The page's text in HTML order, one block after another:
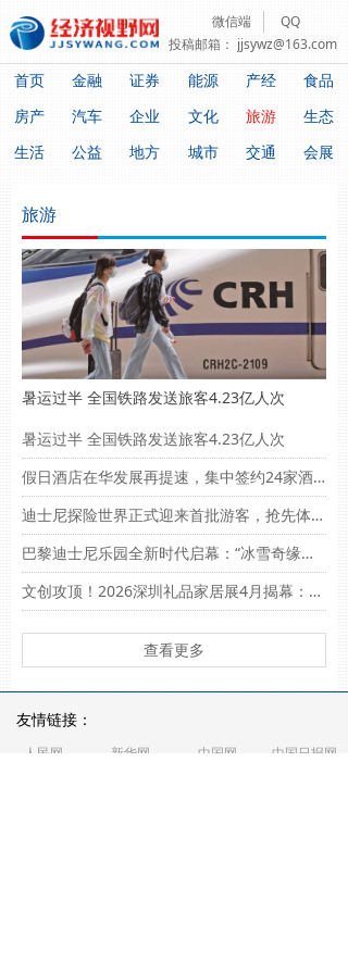
首页 金融 证券 能源 产经 食品
微信端
QQ
投稿邮箱： jjsywz@163.com
房产 汽车 企业 文化 旅游
生态
生活
公益 地方 城市 交通 会展
热点新闻
념 新闻排行
离境退税2.0版政策生效 激发“购在中国”新活力
破局豪华壁垒 智己LS8诠释中国智造新高度
“管理”变“服务” 物业归本位
飞鹤推出全龄营养新品：鲜萃乳蛋白系列营养粉全渠道同步上市
拓宽公积金提取场景 助推房地产行业回暖
连续6年“净流入”，长春何以聚“才”？
身残志坚，巧手匠心 在非遗传承中绽放生命光彩
孩子在暑期托管时受伤 由谁担责有说道
暑运过半 全国铁路发送旅客4.23亿人次
从2023年“展会热”看外企追赶中国机遇
旅游
暑运过半 全国铁路发送旅客4.23亿人次
暑运过半 全国铁路发送旅客4.23亿人次
假日酒店在华发展再提速，集中签约24家酒店开启增长新篇章
迪士尼探险世界正式迎来首批游客，抢先体验 ”冰雪奇缘世界”及众多全新项目！
巴黎迪士尼乐园全新时代启幕：“冰雪奇缘世界”亮相，迪士尼探险世界焕新登场！
文创攻顶！2026深圳礼品家居展4月揭幕：从总台文创到马年爆款，见证中华文化如何定义全球礼品新美学
查看更多
友情链接：
人民网 新华网 中国网
中国日报网